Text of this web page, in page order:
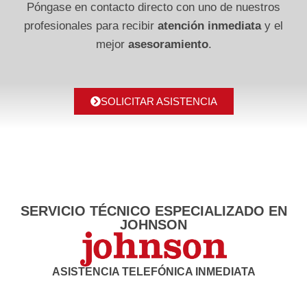
Póngase en contacto directo con uno de nuestros
profesionales para recibir atención inmediatay el
mejor asesoramiento.
SOLICITAR ASISTENCIA
SERVICIO TÉCNICO ESPECIALIZADO EN
JOHNSON
ASISTENCIA TELEFÓNICA INMEDIATA